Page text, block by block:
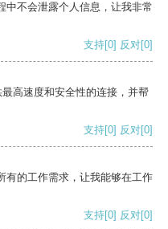
中不会泄露个人信息，让我非常
支持[0] 反对[0]
高速度和安全性的连接，并帮
支持[0] 反对[0]
有的工作需求，让我能够在工作
支持[0] 反对[0]